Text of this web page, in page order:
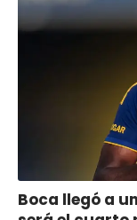
Boca llegó a